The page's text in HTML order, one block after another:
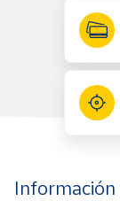
Información